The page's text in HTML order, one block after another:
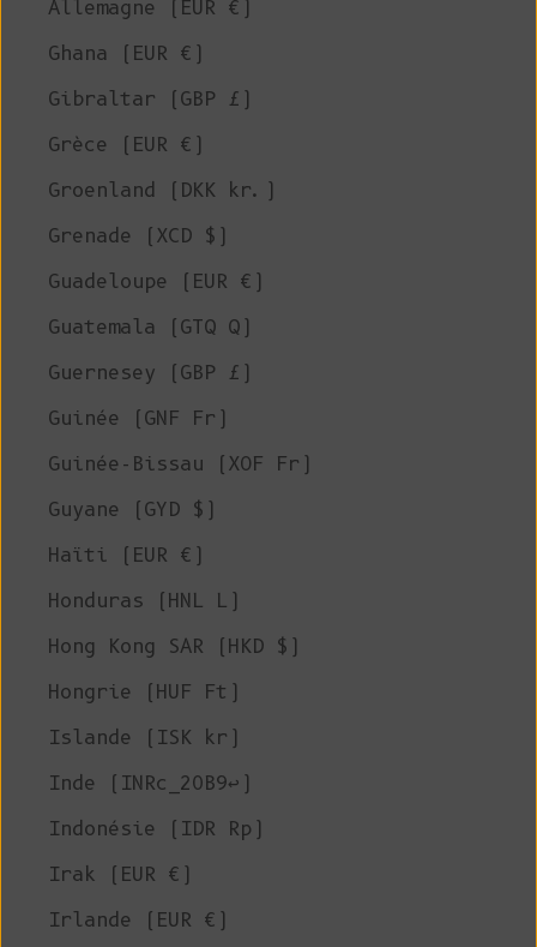
Allemagne (EUR €)
Ghana (EUR €)
Gibraltar (GBP £)
Grèce (EUR €)
Groenland (DKK kr.)
Grenade (XCD $)
Guadeloupe (EUR €)
Guatemala (GTQ Q)
Guernesey (GBP £)
Guinée (GNF Fr)
Guinée-Bissau (XOF Fr)
Guyane (GYD $)
Haïti (EUR €)
Honduras (HNL L)
Hong Kong SAR (HKD $)
Hongrie (HUF Ft)
Islande (ISK kr)
Inde (INRc_20B9↩)
Indonésie (IDR Rp)
Irak (EUR €)
Irlande (EUR €)